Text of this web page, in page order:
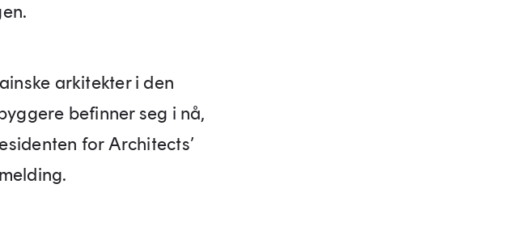
arkitekter i den
befinner seg i nå,
for Architects’